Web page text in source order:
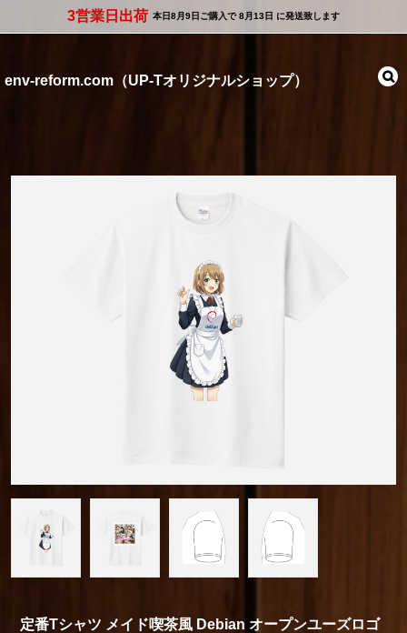
3営業日出荷 本日8月9日 ご購入で8月13日 に発送致します
env-reform.com（UP-Tオリジナルショップ）
定番Tシャツ メイド喫茶風 Debian オープンユーズロゴ